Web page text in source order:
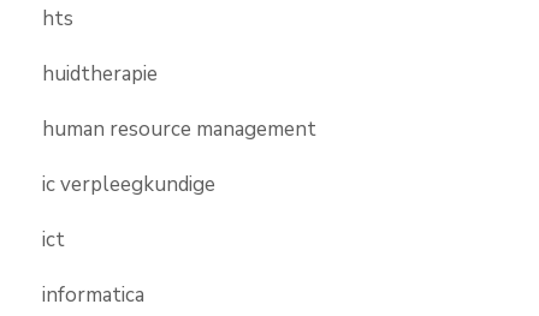
hts
huidtherapie
human resource management
ic verpleegkundige
ict
informatica